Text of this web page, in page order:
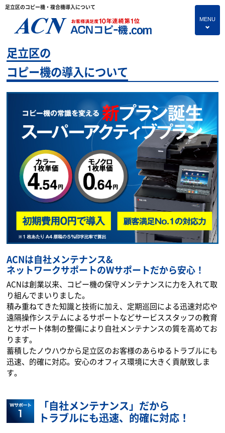
足立区のコピー機・複合機導入について
MENU
4
プランのご紹介
保守サービス
コピー機あれこれ
コピー機に関すること
よくあるご質問
独立・開業支援プラン
お問い合わせ
足立区の
コピー機の導入について
ACNは自社メンテナンス&
ネットワークサポートのWサポートだから安心！
ACNは創業以来、コピー機の保守メンテナンスに力を入れて取
り組んでまいりました。
積み重ねてきた知識と技術に加え、定期巡回による迅速対応や
遠隔操作システムによるサポートなどサービススタッフの教育
とサポート体制の整備により自社メンテナンスの質を高めてお
ります。
蓄積したノウハウから足立区のお客様のあらゆるトラブルにも
迅速、的確に対応。安心のオフィス環境に大きく貢献致しま
す。
「自社メンテナンス」だから
トラブルにも迅速、的確に対応！